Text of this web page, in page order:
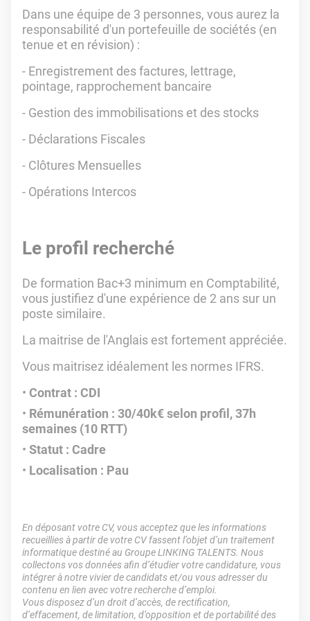
Dans une équipe de 3 personnes, vous aurez la
responsabilité d'un portefeuille de sociétés (en
tenue et en révision) :
- Enregistrement des factures, lettrage,
pointage, rapprochement bancaire
- Gestion des immobilisations et des stocks
- Déclarations Fiscales
- Clôtures Mensuelles
- Opérations Intercos
Le profil recherché
De formation Bac+3 minimum en Comptabilité,
vous justifiez d'une expérience de 2 ans sur un
poste similaire.
La maitrise de l'Anglais est fortement appréciée.
Vous maitrisez idéalement les normes IFRS.
Contrat : CDI
Rémunération : 30/40k€ selon profil, 37h
semaines (10 RTT)
Statut : Cadre
Localisation : Pau
En déposant votre CV, vous acceptez que les informations
recueillies à partir de votre CV fassent l’objet d’un traitement
informatique destiné au Groupe LINKING TALENTS. Nous
collectons vos données afin d’étudier votre candidature, vous
intégrer à notre vivier de candidats et/ou vous adresser du
contenu en lien avec votre recherche d’emploi.
Vous disposez d’un droit d’accès, de rectification,
d’effacement, de limitation, d’opposition et de portabilité des